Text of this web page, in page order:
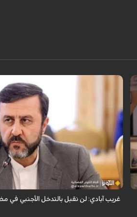
قال نائب وزير الخارجية الإيراني كاظم غريب
الأجنبي في مضيق هرمز.
غريب آبادي: لن نقبل بالتدخل الأجنبي في